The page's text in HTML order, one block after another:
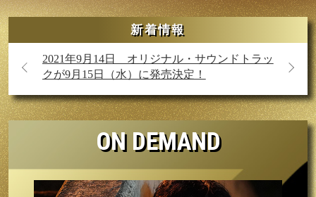
新着情報
ラッ
2021年6月30日 番組サイトをリニューアルし
ました！
2021
クが9
ON DEMAND